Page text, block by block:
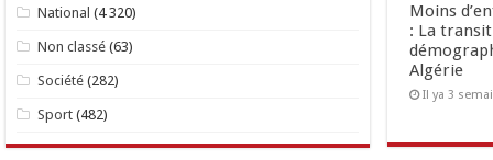
Moins
: La
Algérie
Il ya 3
National (4 320)
Non classé (63)
Société (282)
Sport (482)